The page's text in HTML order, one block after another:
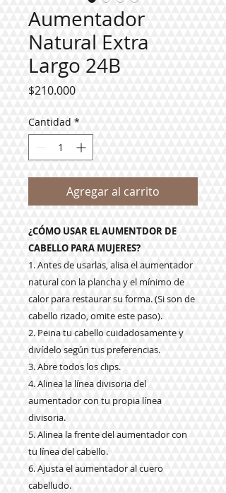
Aumentador
Natural Extra
Largo 24B
$210.000Precio
Cantidad *
Agregar al carrito
¿CÓMO USAR EL AUMENTDOR DE
CABELLO PARA MUJERES?
1. Antes de usarlas, alisa el aumentador
natural con la plancha y el mínimo de
calor para restaurar su forma. (Si son de
cabello rizado, omite este paso).
2. Peina tu cabello cuidadosamente y
divídelo según tus preferencias.
3. Abre todos los clips.
4. Alinea la línea divisoria del
aumentador con tu propia línea
divisoria.
5. Alinea la frente del aumentador con
tu línea del cabello.
6. Ajusta el aumentador al cuero
cabelludo.